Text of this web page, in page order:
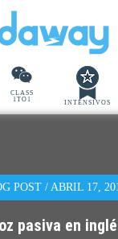
CLASS
1TO1
INTENSIVOS
POST / ABRIL 17,
pasiva en